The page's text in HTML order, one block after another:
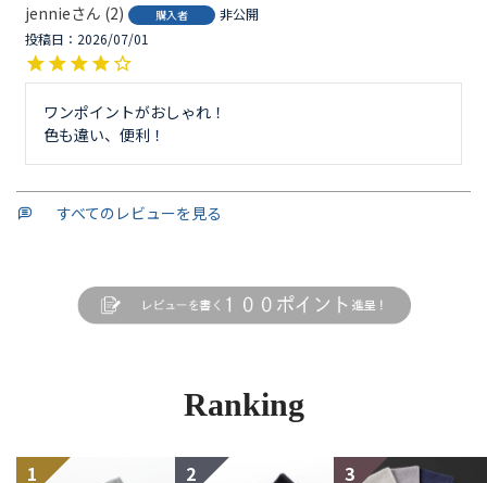
jennie 2 購入者
非公開
投稿日
2026/07/01
ワンポイントがおしゃれ！
色も違い、便利！
すべてのレビューを見る
Ranking